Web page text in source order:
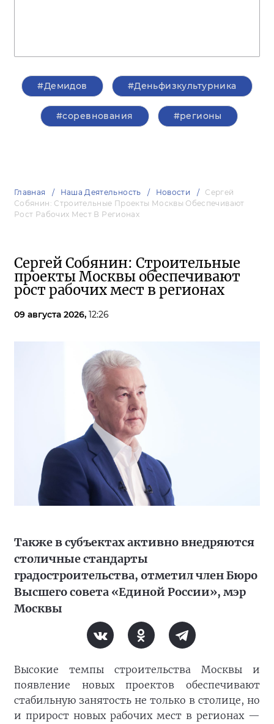
#Демидов #Деньфизкультурника
#соревнования #регионы
Главная Наша Деятельность Новости
Сергей
Собянин: Строительные Проекты Москвы Обеспечивают
Рост Рабочих Мест В Регионах
Сергей Собянин: Строительные
проекты Москвы обеспечивают
рост рабочих мест в регионах
09 августа 2026, 12:26
Также в субъектах активно внедряются
столичные стандарты
градостроительства, отметил член Бюро
Высшего совета «Единой России», мэр
Москвы
Высокие темпы строительства Москвы и
появление новых проектов обеспечивают
стабильную занятость не только в столице, но
и прирост новых рабочих мест в регионах —